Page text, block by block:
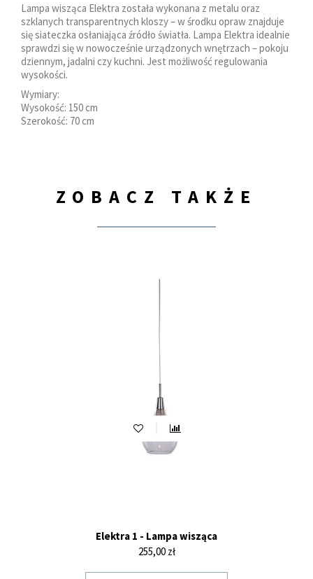
Lampa wisząca Elektra została wykonana z metalu oraz
szklanych transparentnych kloszy – w środku opraw znajduje
się siateczka osłaniająca źródło światła. Lampa Elektra idealnie
sprawdzi się w nowocześnie urządzonych wnętrzach – pokoju
dziennym, jadalni czy kuchni. Jest możliwość regulowania
wysokości.
Wymiary:
Wysokość: 150 cm
Szerokość: 70 cm
ZOBACZ TAKŻE
Elektra 1 - Lampa wisząca
Cena
255,00 zł